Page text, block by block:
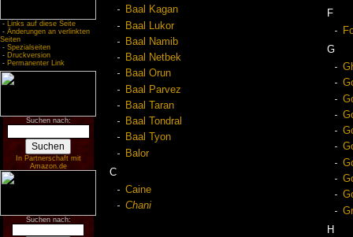
- Links auf diese Seite
- Änderungen an verlinkten
Seiten
- Spezialseiten
- Druckversion
- Permanenter Link
Suchen nach:
In Partnerschaft mit
Amazon.de
Suchen nach:
Baal Kagan
Baal Lukor
Baal Namib
Baal Netbek
Baal Orun
Baal Parvez
Baal Taran
Baal Tondral
Baal Tyon
Balor
C
Caine
Chani
F
G
H